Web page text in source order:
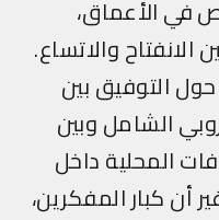
الأعماق،
والاتساع.
بين
وبين
داخل
المفكرين،